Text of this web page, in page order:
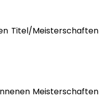
Titel/Meisterschaften
Meisterschaften